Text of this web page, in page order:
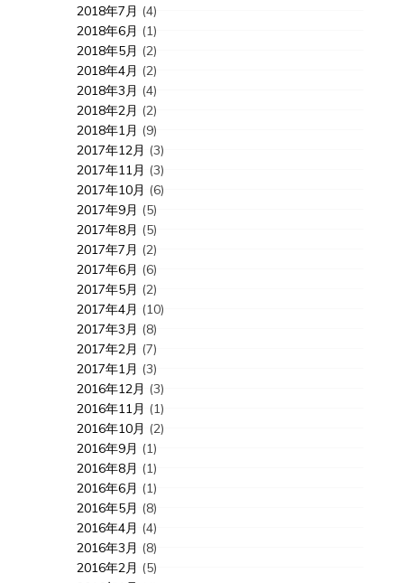
2018年7月 (4)
2018年6月 (1)
2018年5月 (2)
2018年4月 (2)
2018年3月 (4)
2018年2月 (2)
2018年1月 (9)
2017年12月 (3)
2017年11月 (3)
2017年10月 (6)
2017年9月 (5)
2017年8月 (5)
2017年7月 (2)
2017年6月 (6)
2017年5月 (2)
2017年4月 (10)
2017年3月 (8)
2017年2月 (7)
2017年1月 (3)
2016年12月 (3)
2016年11月 (1)
2016年10月 (2)
2016年9月 (1)
2016年8月 (1)
2016年6月 (1)
2016年5月 (8)
2016年4月 (4)
2016年3月 (8)
2016年2月 (5)